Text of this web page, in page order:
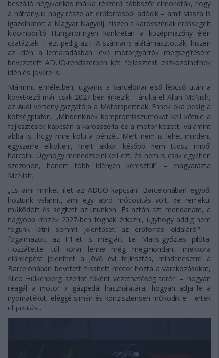
beszálló négykarikás márka részéről többször elmondták, hogy
a hátrányuk nagy része az erőforrásból adódik – amit vissza is
igazolhatott a Magyar Nagydíj, hiszen a karosszériák erősségeit
kidomborító Hungaroringen konkrétan a középmezőny élén
csatáztak –, ezt pedig az FIA számai is alátámasztották, hiszen
az idén a lemaradásban lévő motorgyártók megsegítésére
bevezetett ADUO-rendszerben két fejlesztést eszközölhetnek
idén és jövőre is.
Mármint elméletben, ugyanis a barcelonai első lépcső után a
következő már csak 2027-ben érkezik – árulta el Allan McNish,
az Audi versenyigazgatója a Motorsportnak. Ennek oka pedig a
költségplafon. „Mindenkinek kompromisszumokat kell kötnie a
fejlesztések kapcsán a karosszéria és a motor között, valamint
abba is, hogy mire költi a pénzét. Mert nem is lehet mindent
egyszerre elkölteni, mert akkor később nem tudsz miből
harcolni. Úgyhogy menedzselni kell ezt, és nem is csak egyetlen
szezonon, hanem több idényen keresztül” – magyarázta
McNish.
„És ami minket illet az ADUO kapcsán: Barcelonában egyből
hoztunk valamit, ami egy apró módosítás volt, de remekül
működött és segített az utunkon. És aztán azt mondanám, a
nagyobb részek 2027-ben fognak érkezni, úgyhogy addig nem
fogunk látni semmi jelentőset az erőforrás oldaláról” –
fogalmazott az F1-et is megjárt Le Mans-győztes pilóta.
Hozzátette: túl korai lenne még megmondani, mekkora
előrelépést jelenthet a jövő évi fejlesztés, mindenesetre a
Barcelonában bevetett frissített motor hozta a várakozásokat,
Nico Hülkenberg szerint főként vezethetőség terén – hogyan
reagál a motor a gázpedál használatára, hogyan adja le a
nyomatékot, eléggé simán és konzisztensen működik-e – értek
el javulást.